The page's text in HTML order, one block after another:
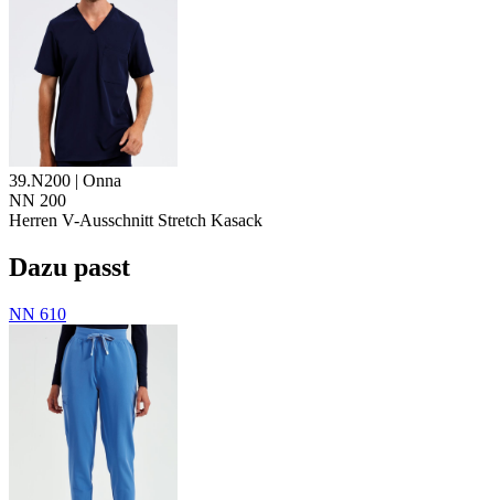
39.N200 | Onna
NN 200
Herren V-Ausschnitt Stretch Kasack
Dazu passt
NN 610